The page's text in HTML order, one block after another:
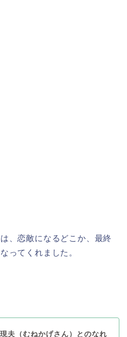
、恋敵になるどこか、最終
ってくれました。
現夫（むねかげさん）とのなれ